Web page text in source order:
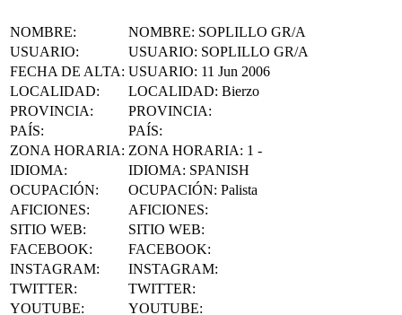
USUARIO
USUARIO: SOPLILLO GR/A
FECHA DE ALTA
USUARIO: 11 Jun 2006
LOCALIDAD: LOCALIDAD:
Bierzo
PROVINCIA:
PROVINCIA:
PAÍS:
PAÍS:
ZONA HORARIA
ZONA HORARIA:
IDIOMA: IDIOMA: SPANISH
OCUPACIÓN
OCUPACIÓN: Palista
AFICIONES:
AFICIONES:
SITIO WEB:
SITIO WEB:
FACEBOOK
FACEBOOK:
INSTAGRAM
INSTAGRAM:
TWITTER :
TWITTER:
YOUTUBE
YOUTUBE: